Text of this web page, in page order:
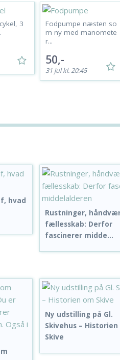
3
Fodpumpe næsten so
m ny med manomete
r...
50,-
31 jul kl. 20:45
hvad
Rustninger,
fællesskab: Derfor
fascinerer midde...
Ny udstilling på Gl.
Skivehus – Historien
Skive